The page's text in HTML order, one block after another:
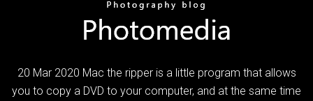
20 Mar 2020 Mac the ripper is a little program that allows
you to copy a DVD to your computer, and at the same time